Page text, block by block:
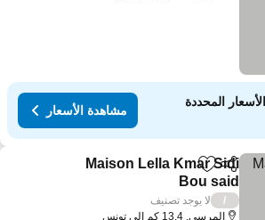
المحددة
مشاهدة الأسعار
مشاركةAdd to favorites
Maison Lella Kmar Sidi
Bou said
لا يوجد تصنيف
المرسى, 13.4 كم إلى تونس